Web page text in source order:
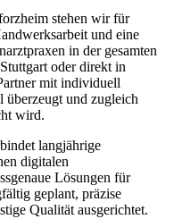
stehen wir für
und eine
in der gesamten
oder direkt in
mit individuell
überzeugt und zugleich
wird.
langjährige
digitalen
Lösungen für
geplant, präzise
Qualität ausgerichtet.